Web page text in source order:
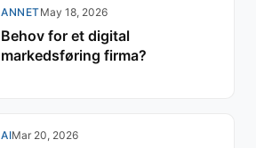
ANNETMay 18, 2026
Behov for et digital
markedsføring firma?
AIMar 20, 2026